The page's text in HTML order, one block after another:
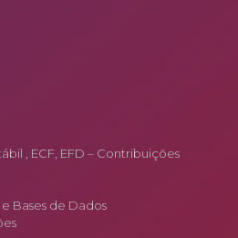
, ECF, EFD – Contribuições
Bases de Dados